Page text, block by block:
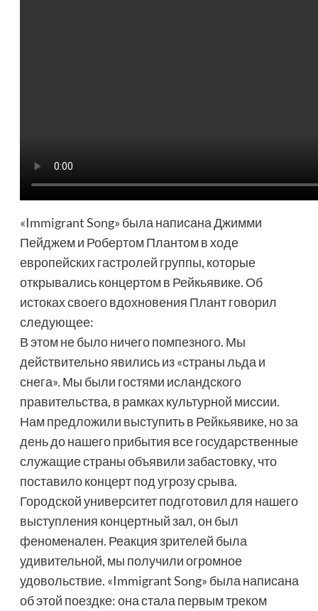
«Immigrant Song» была написана Джимми
Пейджем и Робертом Плантом в ходе
европейских гастролей группы, которые
открывались концертом в Рейкьявике. Об
истоках своего вдохновения Плант говорил
следующее:
В этом не было ничего помпезного. Мы
действительно явились из «страны льда и
снега». Мы были гостями исландского
правительства, в рамках культурной миссии.
Нам предложили выступить в Рейкьявике, но за
день до нашего прибытия все государственные
служащие страны объявили забастовку, что
поставило концерт под угрозу срыва.
Городской университет подготовил для нашего
выступления концертный зал, он был
феноменален. Реакция зрителей была
удивительной, мы получили огромное
удовольствие. «Immigrant Song» была написана
об этой поездке: она стала первым треком